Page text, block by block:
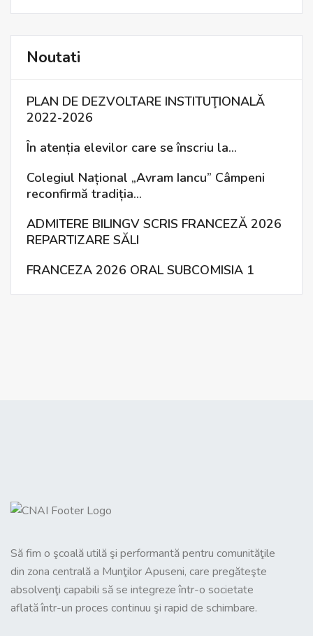
Noutati
PLAN DE DEZVOLTARE INSTITUŢIONALĂ
2022-2026
În atenția elevilor care se înscriu la…
Colegiul Național „Avram Iancu” Câmpeni
reconfirmă tradiția…
ADMITERE BILINGV SCRIS FRANCEZĂ 2026
REPARTIZARE SĂLI
FRANCEZA 2026 ORAL SUBCOMISIA 1
Să fim o şcoală utilă şi performantă pentru comunităţile
din zona centrală a Munţilor Apuseni, care pregăteşte
absolvenţi capabili să se integreze într-o societate
aflată într-un proces continuu şi rapid de schimbare.